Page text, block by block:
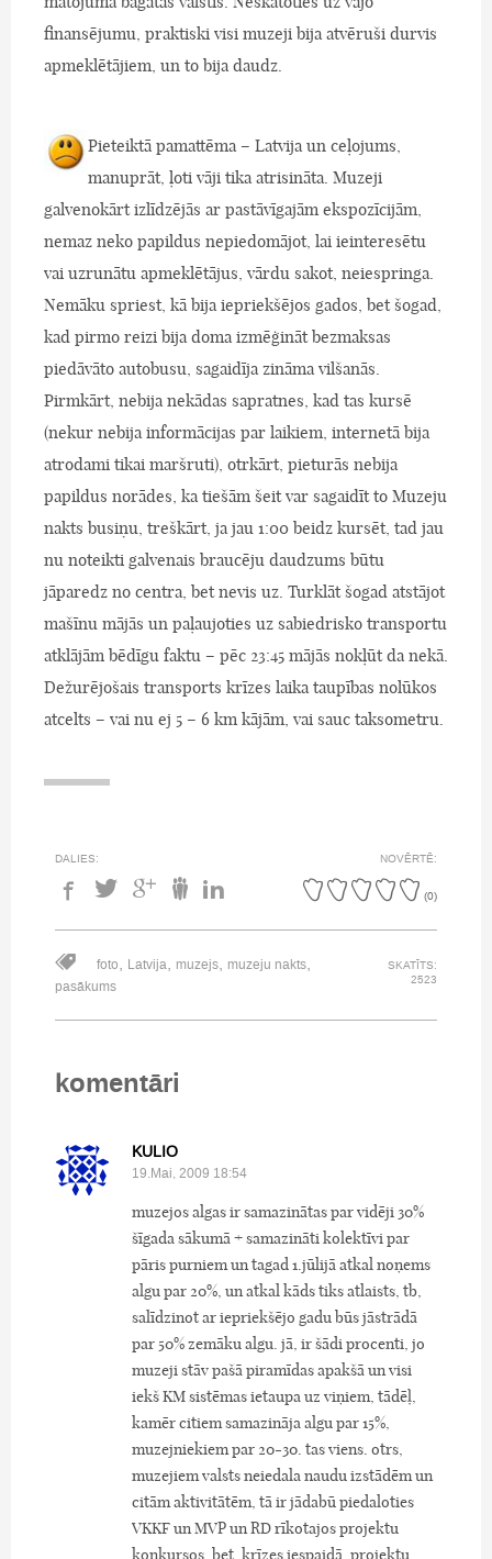
finansējumu, praktiski visi muzeji bija atvēruši durvis
apmeklētājiem, un to bija daudz.
Pieteiktā pamattēma – Latvija un ceļojums,
manuprāt, ļoti vāji tika atrisināta. Muzeji
galvenokārt izlīdzējās ar pastāvīgajām ekspozīcijām,
nemaz neko papildus nepiedomājot, lai ieinteresētu
vai uzrunātu apmeklētājus, vārdu sakot, neiespringa.
Nemāku spriest, kā bija iepriekšējos gados, bet šogad,
kad pirmo reizi bija doma izmēģināt bezmaksas
piedāvāto autobusu, sagaidīja zināma vilšanās.
Pirmkārt, nebija nekādas sapratnes, kad tas kursē
(nekur nebija informācijas par laikiem, internetā bija
atrodami tikai maršruti), otrkārt, pieturās nebija
papildus norādes, ka tiešām šeit var sagaidīt to Muzeju
nakts busiņu, treškārt, ja jau 1:00 beidz kursēt, tad jau
nu noteikti galvenais braucēju daudzums būtu
jāparedz no centra, bet nevis uz. Turklāt šogad atstājot
mašīnu mājās un paļaujoties uz sabiedrisko transportu
atklājām bēdīgu faktu – pēc 23:45 mājās nokļūt da nekā.
Dežurējošais transports krīzes laika taupības nolūkos
atcelts – vai nu ej 5 – 6 km kājām, vai sauc taksometru.
DALIES: NOVĒRTĒ:
(0)
foto, Latvija, muzejs, muzeju nakts,
pasākums
SKATĪTS:
2523
komentāri
KULIO
19.Mai, 2009 18:54
muzejos algas ir samazinātas par vidēji 30%
šīgada sākumā + samazināti kolektīvi par
pāris purniem un tagad 1.jūlijā atkal noņems
algu par 20%, un atkal kāds tiks atlaists, tb,
salīdzinot ar iepriekšējo gadu būs jāstrādā
par 50% zemāku algu. jā, ir šādi procenti, jo
muzeji stāv pašā piramīdas apakšā un visi
iekš KM sistēmas ietaupa uz viņiem, tādēļ,
kamēr citiem samazināja algu par 15%,
muzejniekiem par 20-30. tas viens. otrs,
muzejiem valsts neiedala naudu izstādēm un
citām aktivitātēm, tā ir jādabū piedaloties
VKKF un MVP un RD rīkotajos projektu
konkursos, bet, krīzes iespaidā, projektu